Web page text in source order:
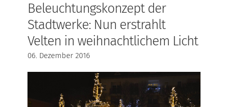
Beleuchtungskonzept der
Stadtwerke: Nun erstrahlt
Velten in weihnachtlichem Licht
06. Dezember 2016